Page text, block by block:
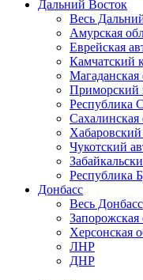
Дальний Восток
Весь
Амурская
Еврейская
Камчатский
Магаданская
Приморский
Республика
Сахалинская
Чукотский
Республика
Донбасс
Весь Донбасс
Запорожская
Херсонская
ЛНР
ДНР